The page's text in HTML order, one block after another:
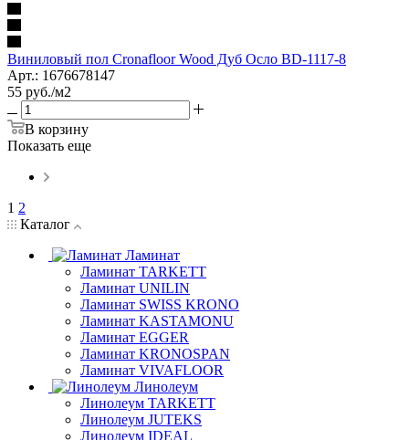
Виниловый пол Cronafloor Wood Дуб Осло BD-1117-8
Арт.: 1676678147
55 руб./м2
В корзину
Показать еще
1 2
Каталог
Ламинат
Ламинат TARKETT
Ламинат UNILIN
Ламинат SWISS KRONO
Ламинат KASTAMONU
Ламинат EGGER
Ламинат KRONOSPAN
Ламинат VIVAFLOOR
Линолеум
Линолеум TARKETT
Линолеум JUTEKS
Линолеум IDEAL